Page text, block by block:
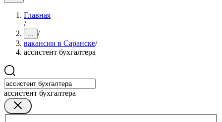
Главная
/
... /
вакансии в Саранске/
ассистент бухгалтера
ассистент бухгалтера